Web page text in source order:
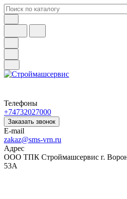
Телефоны
+74732027000
Заказать звонок
E-mail
zakaz@sms-vrn.ru
Адрес
ООО ТПК Строймашсервис г.
53А